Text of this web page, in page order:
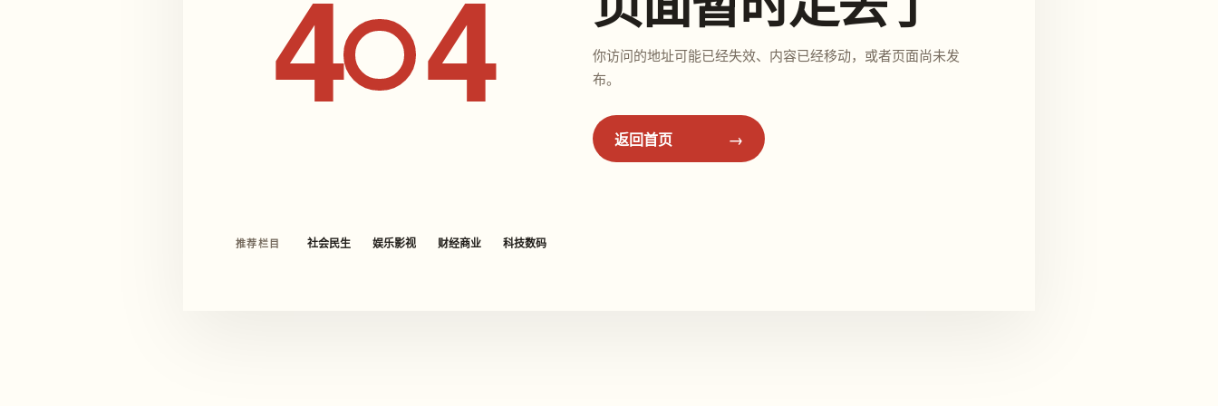
4 4
你访问的地址可能已经失效、内容已经移动，或者页面尚未发
布。
返回首页
推荐栏目 社会民生 娱乐影视 财经商业 科技数码